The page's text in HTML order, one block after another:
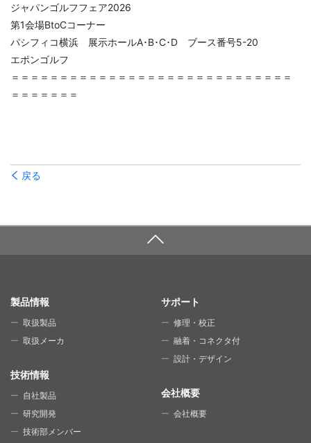
ジャパンゴルフフェア2026
第1会場BtoCコーナー
パシフィコ横浜 展示ホールA･B･C･D ブース番号5-20
エポンゴルフ
＝＝＝＝＝＝＝＝＝＝＝＝＝＝＝＝＝＝＝＝＝＝＝＝＝＝＝＝＝
＝＝＝＝＝＝＝
戻る
SITE MAP
製品情報
取扱製品
取扱メーカ
技術情報
自社製品
研究開発
技術部メンバー
サポート
修理・校正
融着・コネクタ付
設計・デザイン
会社概要
会社概要